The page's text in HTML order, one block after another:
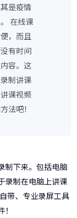
是疫情
在线课
，而且
有时间
容。这
制讲课
课视频
法吧！
制下来。包括电脑
录制在电脑上讲课
带、专业录屏工具